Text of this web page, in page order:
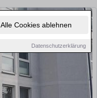
Alle Cookies ablehnen
Datenschutzerklärung